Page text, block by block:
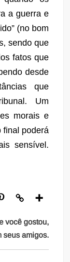
a guerra e
(no bom
sendo que
fatos que
desde
que
Um
morais e
final poderá
sensível.
você gostou,
seus amigos.